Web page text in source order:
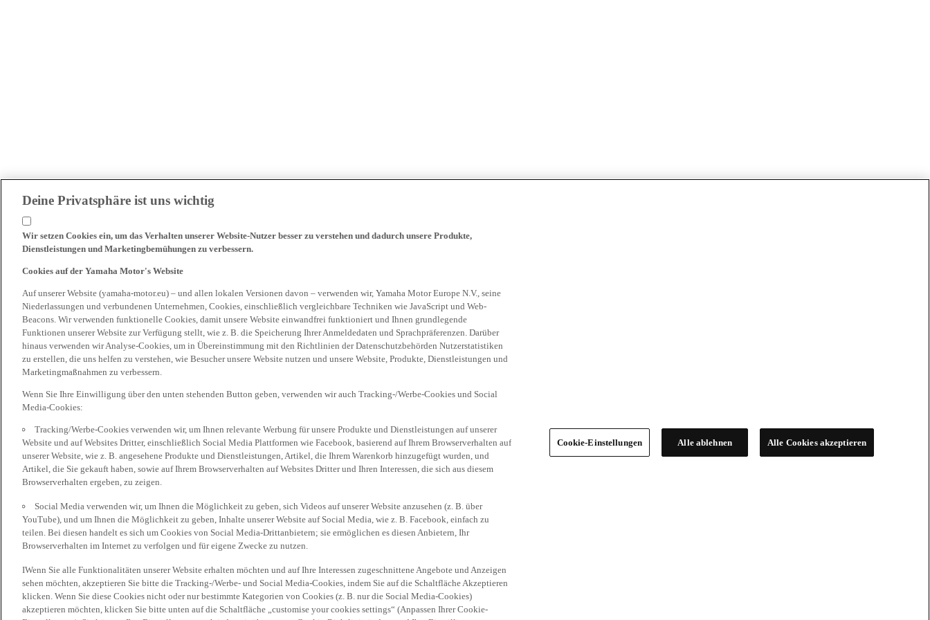
Deine Privatsphäre ist uns wichtig
Wir setzen Cookies ein, um das Verhalten unserer Website-Nutzer besser zu verstehen und dadurch unsere Produkte,
Dienstleistungen und Marketingbemühungen zu verbessern.
Cookies auf der Yamaha Motor's Website
Auf unserer Website (yamaha-motor.eu) – und allen lokalen Versionen davon – verwenden wir, Yamaha Motor Europe N.V., seine
Niederlassungen und verbundenen Unternehmen, Cookies, einschließlich vergleichbare Techniken wie JavaScript und Web-
Beacons. Wir verwenden funktionelle Cookies, damit unsere Website einwandfrei funktioniert und Ihnen grundlegende
Funktionen unserer Website zur Verfügung stellt, wie z. B. die Speicherung Ihrer Anmeldedaten und Sprachpräferenzen. Darüber
hinaus verwenden wir Analyse-Cookies, um in Übereinstimmung mit den Richtlinien der Datenschutzbehörden Nutzerstatistiken
zu erstellen, die uns helfen zu verstehen, wie Besucher unsere Website nutzen und unsere Website, Produkte, Dienstleistungen und
Marketingmaßnahmen zu verbessern.
Wenn Sie Ihre Einwilligung über den unten stehenden Button geben, verwenden wir auch Tracking-/Werbe-Cookies und Social
Media-Cookies:
Tracking/Werbe-Cookies verwenden wir, um Ihnen relevante Werbung für unsere Produkte und Dienstleistungen auf unserer
Website und auf Websites Dritter, einschließlich Social Media Plattformen wie Facebook, basierend auf Ihrem Browserverhalten auf
unserer Website, wie z. B. angesehene Produkte und Dienstleistungen, Artikel, die Ihrem Warenkorb hinzugefügt wurden, und
Artikel, die Sie gekauft haben, sowie auf Ihrem Browserverhalten auf Websites Dritter und Ihren Interessen, die sich aus diesem
Browserverhalten ergeben, zu zeigen.
Social Media verwenden wir, um Ihnen die Möglichkeit zu geben, sich Videos auf unserer Website anzusehen (z. B. über
YouTube), und um Ihnen die Möglichkeit zu geben, Inhalte unserer Website auf Social Media, wie z. B. Facebook, einfach zu
teilen. Bei diesen handelt es sich um Cookies von Social Media-Drittanbietern; sie ermöglichen es diesen Anbietern, Ihr
Browserverhalten im Internet zu verfolgen und für eigene Zwecke zu nutzen.
IWenn Sie alle Funktionalitäten unserer Website erhalten möchten und auf Ihre Interessen zugeschnittene Angebote und Anzeigen
sehen möchten, akzeptieren Sie bitte die Tracking-/Werbe- und Social Media-Cookies, indem Sie auf die Schaltfläche Akzeptieren
klicken. Wenn Sie diese Cookies nicht oder nur bestimmte Kategorien von Cookies (z. B. nur die Social Media-Cookies)
akzeptieren möchten, klicken Sie bitte unten auf die Schaltfläche „customise your cookies settings“ (Anpassen Ihrer Cookie-
Cookie-Einstellungen Alle ablehnen Alle Cookies akzeptieren